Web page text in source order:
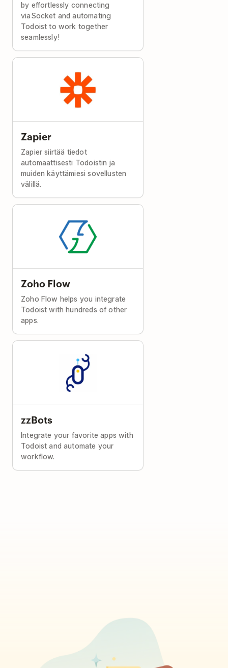
by effortlessly connecting
viaSocket and automating
Todoist to work together
seamlessly!
Zapier
Zapier siirtää tiedot
automaattisesti Todoistin ja
muiden käyttämiesi sovellusten
välillä.
Zoho Flow
Zoho Flow helps you integrate
Todoist with hundreds of other
apps.
zzBots
Integrate your favorite apps with
Todoist and automate your
workflow.